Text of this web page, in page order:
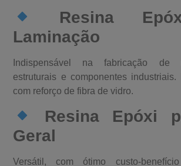
Resina
Laminação
Indispensável na fabricação de
estruturais e componentes
com reforço de fibra de vidro.
Resina Epóxi
Geral
Versátil, com ótimo custo-